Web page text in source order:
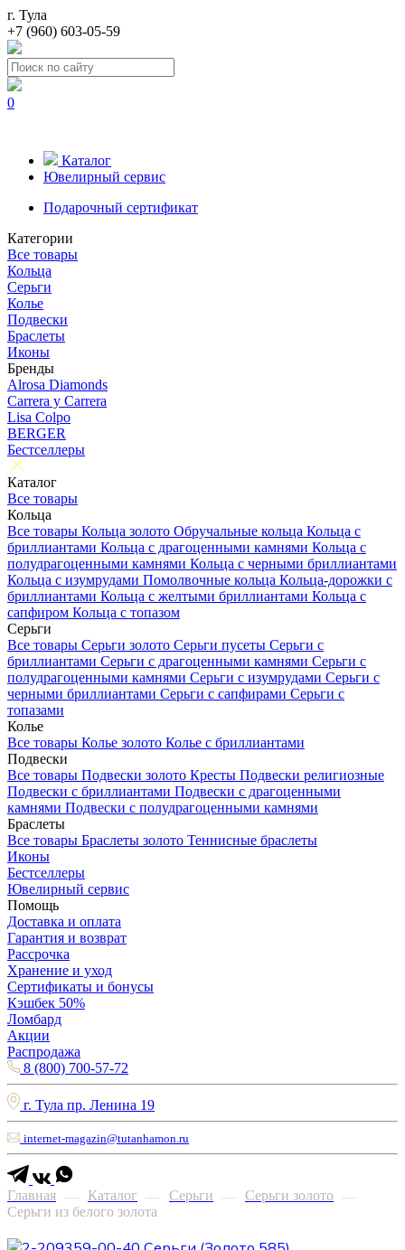
г. Тула
+7 (960) 603-05-59
0
Каталог
Ювелирный сервис
Подарочный сертификат
Категории
Все товары
Кольца
Серьги
Колье
Подвески
Браслеты
Иконы
Бренды
Alrosa Diamonds
Carrera y Carrera
Lisa Colpo
BERGER
Бестселлеры
Каталог
Все товары
Кольца
Все товары Кольца золото Обручальные кольца Кольца с
бриллиантами Кольца с драгоценными камнями Кольца с
полудрагоценными камнями Кольца с черными бриллиантами
Кольца с изумрудами Помолвочные кольца Кольца-дорожки с
бриллиантами Кольца с желтыми бриллиантами Кольца с
сапфиром Кольца с топазом
Серьги
Все товары Серьги золото Серьги пусеты Серьги с
бриллиантами Серьги с драгоценными камнями Серьги с
полудрагоценными камнями Серьги с изумрудами Серьги с
черными бриллиантами Серьги с сапфирами Серьги с
топазами
Колье
Все товары Колье золото Колье с бриллиантами
Подвески
Все товары Подвески золото Кресты Подвески религиозные
Подвески с бриллиантами Подвески с драгоценными
камнями Подвески с полудрагоценными камнями
Браслеты
Все товары Браслеты золото Теннисные браслеты
Иконы
Бестселлеры
Ювелирный сервис
Помощь
Доставка и оплата
Гарантия и возврат
Рассрочка
Хранение и уход
Сертификаты и бонусы
Кэшбек 50%
Ломбард
Акции
Распродажа
8 (800) 700-57-72
г. Тула пр. Ленина 19
internet-magazin@tutanhamon.ru
Главная — Каталог — Серьги — Серьги золото —
Серьги из белого золота